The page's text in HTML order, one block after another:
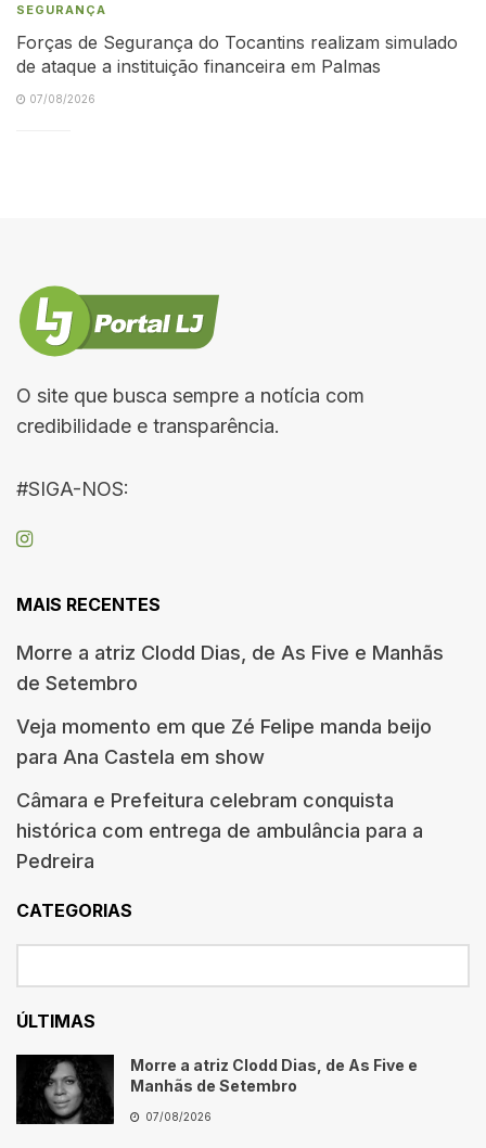
SEGURANÇA
Forças de Segurança do Tocantins realizam simulado
de ataque a instituição financeira em Palmas
07/08/2026
O site que busca sempre a notícia com
credibilidade e transparência.
#SIGA-NOS:
MAIS RECENTES
Morre a atriz Clodd Dias, de As Five e Manhãs
de Setembro
Veja momento em que Zé Felipe manda beijo
para Ana Castela em show
Câmara e Prefeitura celebram conquista
histórica com entrega de ambulância para a
Pedreira
CATEGORIAS
ÚLTIMAS
Morre a atriz Clodd Dias, de As Five e
Manhãs de Setembro
07/08/2026